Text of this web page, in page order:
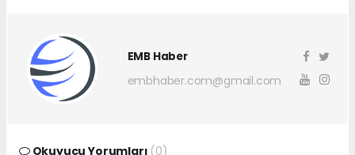
EMB Haber
embhaber.com@gmail.com
Okuyucu Yorumları (0)